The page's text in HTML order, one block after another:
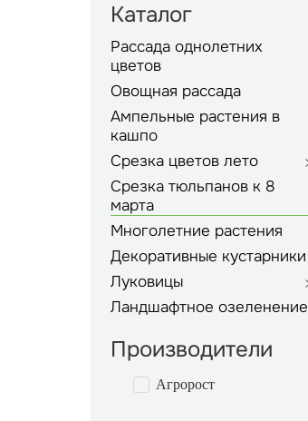
Каталог
Рассада однолетних
цветов
Овощная рассада
Ампельные растения в
кашпо
Срезка цветов лето
Срезка тюльпанов к 8
марта
Многолетние растения
Декоративные кустарники
Луковицы
Ландшафтное озеленение
Производители
Агророст